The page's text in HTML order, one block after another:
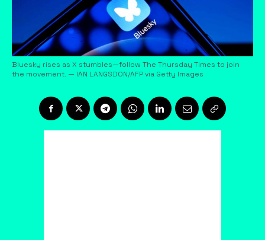
Bluesky rises as X stumbles—follow The Thursday Times to join
the movement. — IAN LANGSDON/AFP via Getty Images